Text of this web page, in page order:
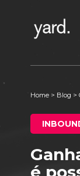
Home > Blog >
é